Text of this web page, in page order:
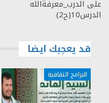
على الدرب_معرفةالله
الدرس10(ح2)
قد يعجبك ايضا
البرامج الثقافية